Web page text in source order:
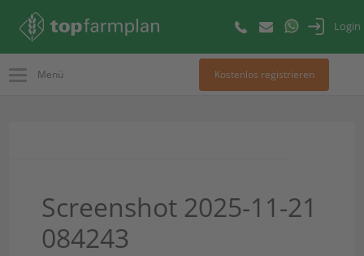
Login
Menü Kostenlos registrieren
Screenshot 2025-11-21
084243